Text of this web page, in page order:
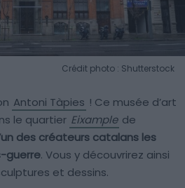
Crédit photo : Shutterstock
Antoni Tàpies ! Ce musée d’art
le quartier Eixample de
des créateurs catalans les
guerre. Vous y découvrirez ainsi
et dessins.